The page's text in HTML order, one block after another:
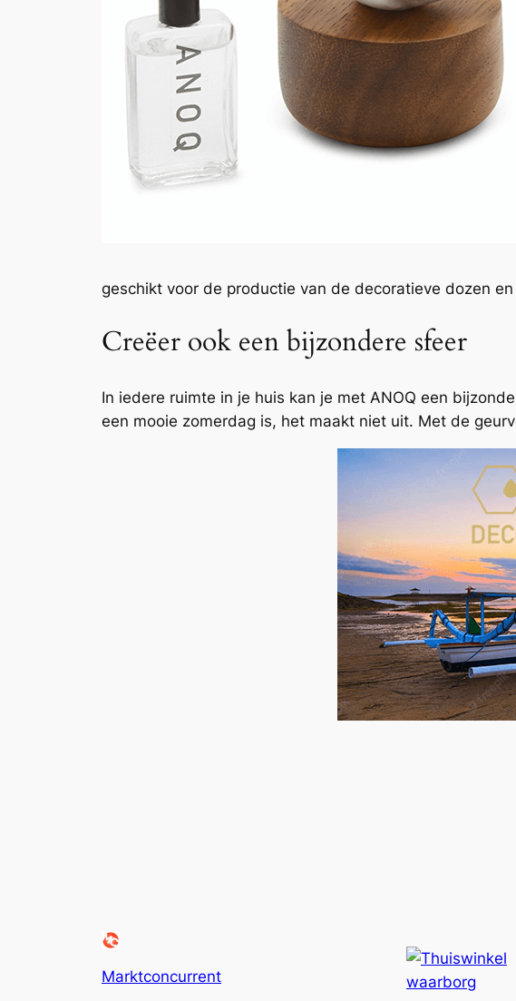
geschikt voor de productie van de decoratieve dozen
Creëer ook een bijzondere sfeer
In iedere ruimte in je huis kan je met ANOQ een
een mooie zomerdag is, het maakt niet uit. Met de
Marktconcurrent